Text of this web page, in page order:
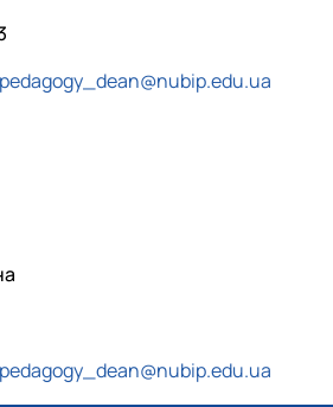
pedagogy_dean@nubip.edu.ua
pedagogy_dean@nubip.edu.ua